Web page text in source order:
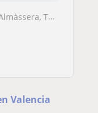
Blanques
Valencia